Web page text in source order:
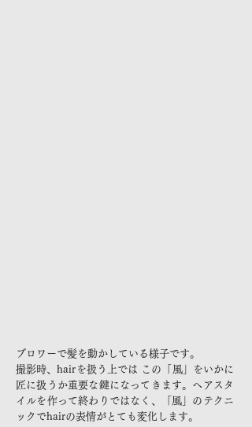
ブロワーで髪を動かしている様子です。
撮影時、hairを扱う上では この「風」をいかに
匠に扱うか重要な鍵になってきます。ヘアスタ
イルを作って終わりではなく、「風」のテクニ
ックでhairの表情がとても変化します。